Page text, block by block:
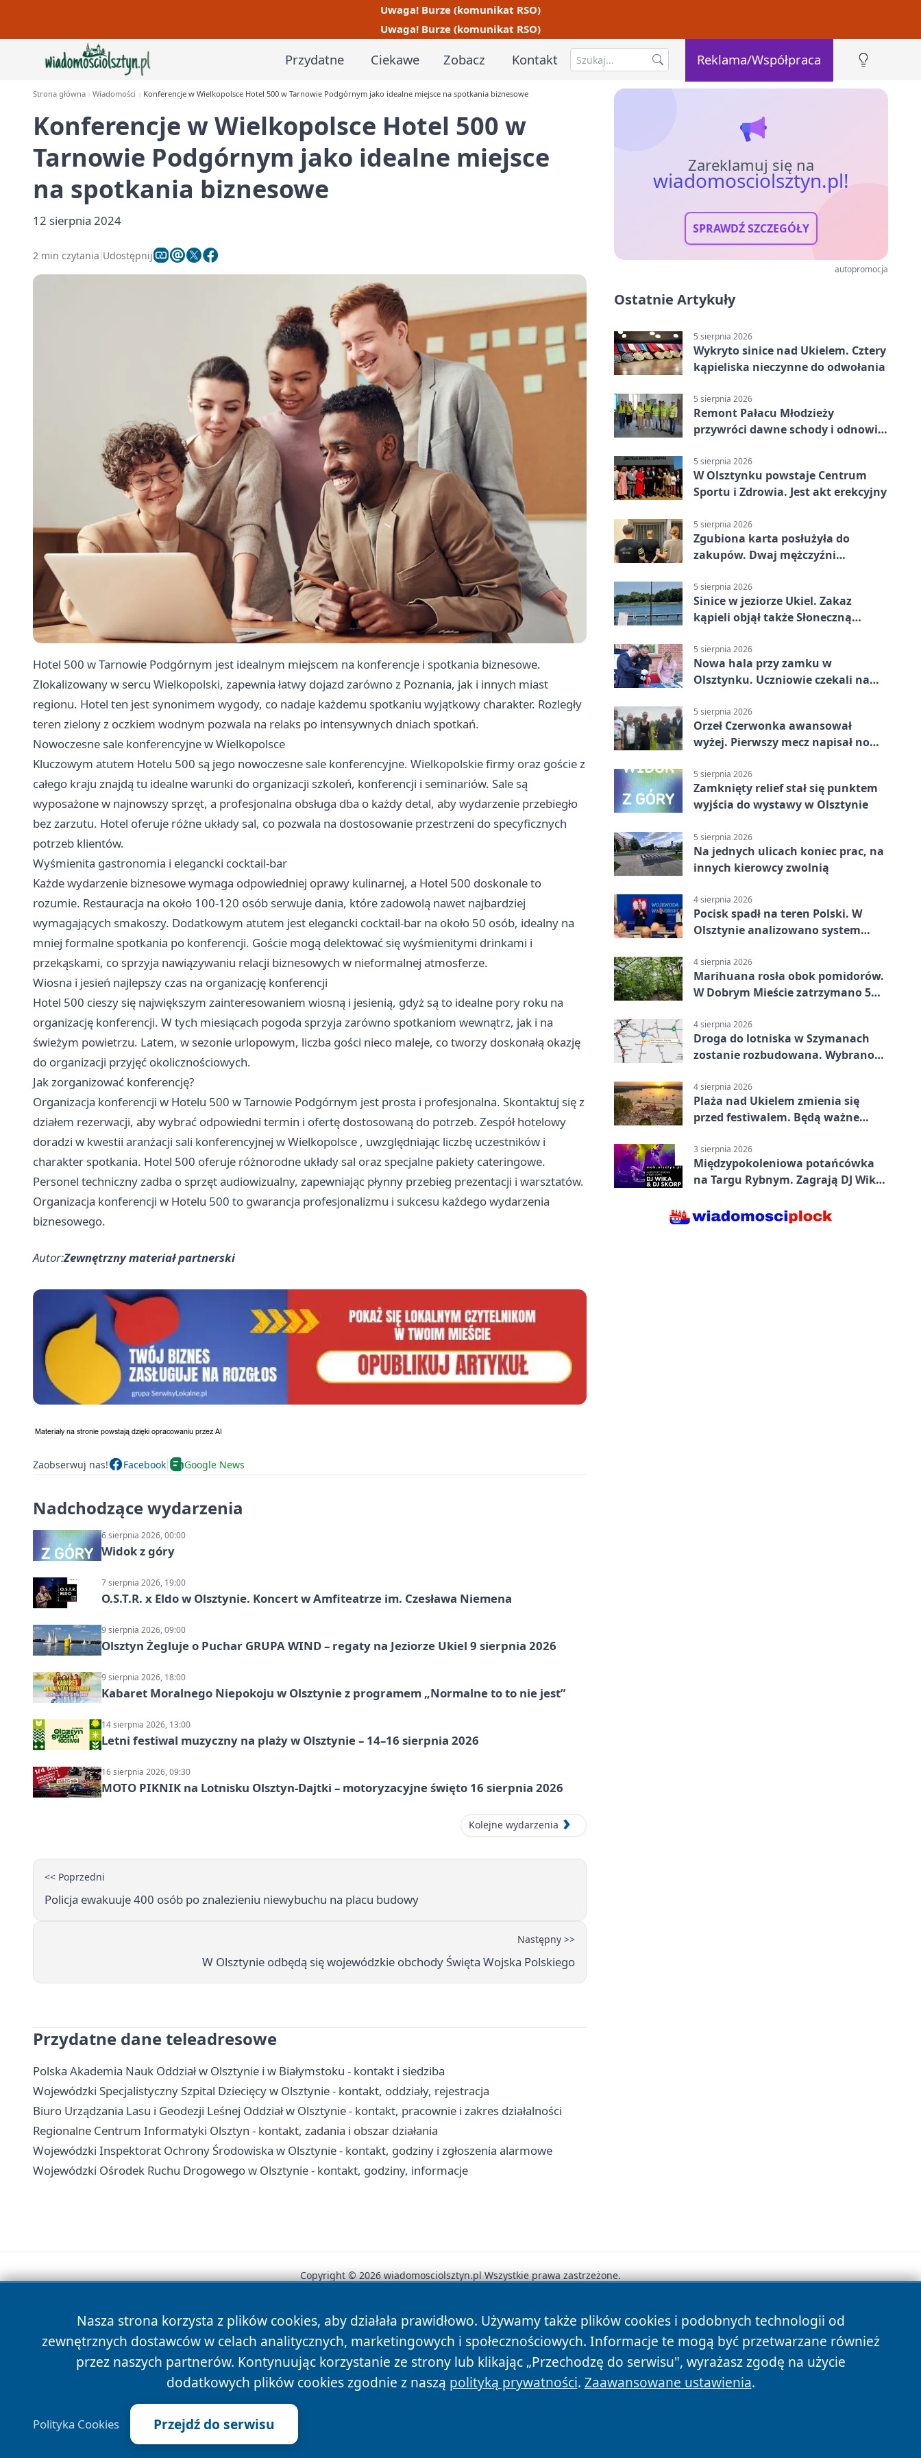
Uwaga! Burze (komunikat RSO)
Uwaga! Burze (komunikat RSO)
Przydatne Ciekawe Zobacz Kontakt Reklama/Współpraca
Strona główna Wiadomości Konferencje w Wielkopolsce Hotel 500 w Tarnowie Podgórnym jako idealne miejsce na spotkania biznesowe
Konferencje w Wielkopolsce Hotel 500 w
Tarnowie Podgórnym jako idealne miejsce
na spotkania biznesowe
12 sierpnia 2024
2 min czytania Udostępnij
Hotel 500 w Tarnowie Podgórnym jest idealnym miejscem na konferencje i spotkania biznesowe.
Zlokalizowany w sercu Wielkopolski, zapewnia łatwy dojazd zarówno z Poznania, jak i innych miast
regionu. Hotel ten jest synonimem wygody, co nadaje każdemu spotkaniu wyjątkowy charakter. Rozległy
teren zielony z oczkiem wodnym pozwala na relaks po intensywnych dniach spotkań.
Nowoczesne sale konferencyjne w Wielkopolsce
Kluczowym atutem Hotelu 500 są jego nowoczesne sale konferencyjne. Wielkopolskie firmy oraz goście z
całego kraju znajdą tu idealne warunki do organizacji szkoleń, konferencji i seminariów. Sale są
wyposażone w najnowszy sprzęt, a profesjonalna obsługa dba o każdy detal, aby wydarzenie przebiegło
bez zarzutu. Hotel oferuje różne układy sal, co pozwala na dostosowanie przestrzeni do specyficznych
potrzeb klientów.
Wyśmienita gastronomia i elegancki cocktail-bar
Każde wydarzenie biznesowe wymaga odpowiedniej oprawy kulinarnej, a Hotel 500 doskonale to
rozumie. Restauracja na około 100-120 osób serwuje dania, które zadowolą nawet najbardziej
wymagających smakoszy. Dodatkowym atutem jest elegancki cocktail-bar na około 50 osób, idealny na
mniej formalne spotkania po konferencji. Goście mogą delektować się wyśmienitymi drinkami i
przekąskami, co sprzyja nawiązywaniu relacji biznesowych w nieformalnej atmosferze.
Wiosna i jesień najlepszy czas na organizację konferencji
Hotel 500 cieszy się największym zainteresowaniem wiosną i jesienią, gdyż są to idealne pory roku na
organizację konferencji. W tych miesiącach pogoda sprzyja zarówno spotkaniom wewnątrz, jak i na
świeżym powietrzu. Latem, w sezonie urlopowym, liczba gości nieco maleje, co tworzy doskonałą okazję
do organizacji przyjęć okolicznościowych.
Jak zorganizować konferencję?
Organizacja konferencji w Hotelu 500 w Tarnowie Podgórnym jest prosta i profesjonalna. Skontaktuj się z
działem rezerwacji, aby wybrać odpowiedni termin i ofertę dostosowaną do potrzeb. Zespół hotelowy
doradzi w kwestii aranżacji sali konferencyjnej w Wielkopolsce , uwzględniając liczbę uczestników i
charakter spotkania. Hotel 500 oferuje różnorodne układy sal oraz specjalne pakiety cateringowe.
Personel techniczny zadba o sprzęt audiowizualny, zapewniając płynny przebieg prezentacji i warsztatów.
Organizacja konferencji w Hotelu 500 to gwarancja profesjonalizmu i sukcesu każdego wydarzenia
biznesowego.
Autor:Zewnętrzny materiał partnerski
Zaobserwuj nas! Facebook Google News
Nadchodzące wydarzenia
6 sierpnia 2026, 00:00
Widok z góry
7 sierpnia 2026, 19:00
O.S.T.R. x Eldo w Olsztynie. Koncert w Amfiteatrze im. Czesława Niemena
9 sierpnia 2026, 09:00
Olsztyn Żegluje o Puchar GRUPA WIND – regaty na Jeziorze Ukiel 9 sierpnia 2026
9 sierpnia 2026, 18:00
Kabaret Moralnego Niepokoju w Olsztynie z programem „Normalne to to nie jest”
14 sierpnia 2026, 13:00
Letni festiwal muzyczny na plaży w Olsztynie – 14–16 sierpnia 2026
16 sierpnia 2026, 09:30
MOTO PIKNIK na Lotnisku Olsztyn-Dajtki – motoryzacyjne święto 16 sierpnia 2026
Kolejne wydarzenia
<< Poprzedni
Policja ewakuuje 400 osób po znalezieniu niewybuchu na placu budowy
Następny >>
W Olsztynie odbędą się wojewódzkie obchody Święta Wojska Polskiego
Przydatne dane teleadresowe
Polska Akademia Nauk Oddział w Olsztynie i w Białymstoku - kontakt i siedziba
Wojewódzki Specjalistyczny Szpital Dziecięcy w Olsztynie - kontakt, oddziały, rejestracja
Biuro Urządzania Lasu i Geodezji Leśnej Oddział w Olsztynie - kontakt, pracownie i zakres działalności
Regionalne Centrum Informatyki Olsztyn - kontakt, zadania i obszar działania
Wojewódzki Inspektorat Ochrony Środowiska w Olsztynie - kontakt, godziny i zgłoszenia alarmowe
Wojewódzki Ośrodek Ruchu Drogowego w Olsztynie - kontakt, godziny, informacje
Zareklamuj się na
wiadomosciolsztyn.pl!
SPRAWDŹ SZCZEGÓŁY
autopromocja
Ostatnie Artykuły
5 sierpnia 2026
Wykryto sinice nad Ukielem. Cztery
kąpieliska nieczynne do odwołania
5 sierpnia 2026
Remont Pałacu Młodzieży
przywróci dawne schody i odnowi
5 sierpnia 2026
W Olsztynku powstaje Centrum
Sportu i Zdrowia. Jest akt erekcyjny
5 sierpnia 2026
Zgubiona karta posłużyła do
zakupów. Dwaj mężczyźni
5 sierpnia 2026
Sinice w jeziorze Ukiel. Zakaz
kąpieli objął także Słoneczną
5 sierpnia 2026
Nowa hala przy zamku w
Olsztynku. Uczniowie czekali na
5 sierpnia 2026
Orzeł Czerwonka awansował
wyżej. Pierwszy mecz napisał nowy
5 sierpnia 2026
Zamknięty relief stał się punktem
wyjścia do wystawy w Olsztynie
5 sierpnia 2026
Na jednych ulicach koniec prac, na
innych kierowcy zwolnią
4 sierpnia 2026
Pocisk spadł na teren Polski. W
Olsztynie analizowano system
4 sierpnia 2026
Marihuana rosła obok pomidorów.
W Dobrym Mieście zatrzymano 5
4 sierpnia 2026
Droga do lotniska w Szymanach
zostanie rozbudowana. Wybrano
4 sierpnia 2026
Plaża nad Ukielem zmienia się
przed festiwalem. Będą ważne
3 sierpnia 2026
Międzypokoleniowa potańcówka
na Targu Rybnym. Zagrają DJ Wika
Nasza strona korzysta z plików cookies, aby działała prawidłowo. Używamy także plików cookies i podobnych technologii od
zewnętrznych dostawców w celach analitycznych, marketingowych i społecznościowych. Informacje te mogą być przetwarzane również
przez naszych partnerów. Kontynuując korzystanie ze strony lub klikając „Przechodzę do serwisu", wyrażasz zgodę na użycie
dodatkowych plików cookies zgodnie z naszą polityką prywatności. Zaawansowane ustawienia.
Polityka Cookies Przejdź do serwisu
Copyright © 2026 wiadomosciolsztyn.pl Wszystkie prawa zastrzeżone.
News Autorzy Polityka Prywatności Polityka Cookies